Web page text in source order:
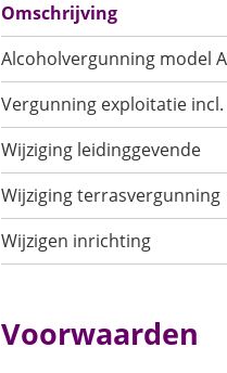
Omschrijving
Alcoholvergunning model A
Vergunning exploitatie
Wijziging leidinggevende
Wijziging terrasvergunning
Wijzigen inrichting
Voorwaarden